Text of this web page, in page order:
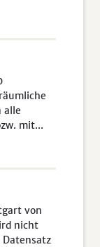
alle
mit...
von
nicht
Datensatz